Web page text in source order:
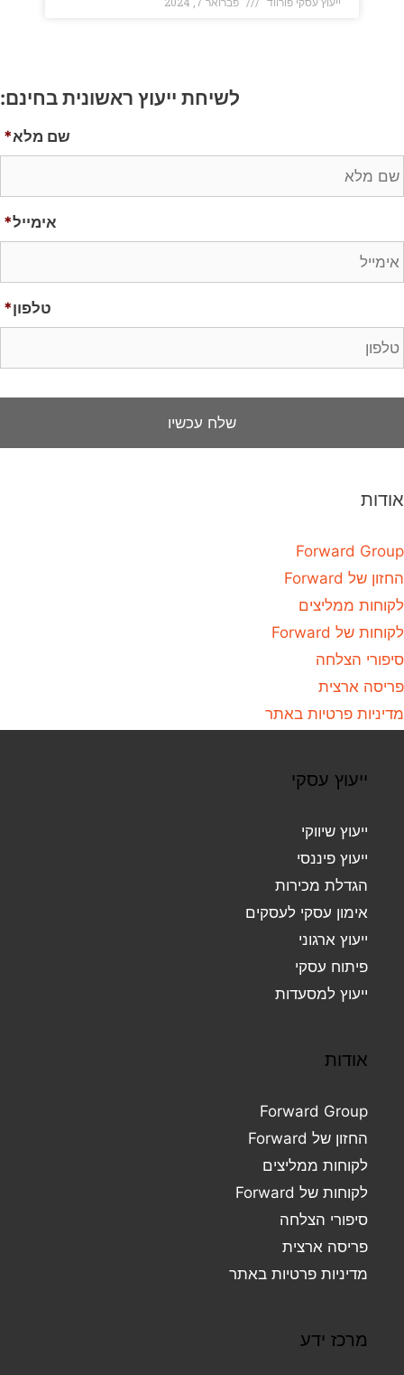
לשיחת ייעוץ ראשונית בחינם:
שם מלא*
אימייל*
טלפון*
אודות
Forward Group
החזון של Forward
לקוחות ממליצים
לקוחות של Forward
סיפורי הצלחה
פריסה ארצית
מדיניות פרטיות באתר
ייעוץ עסקי
ייעוץ שיווקי
ייעוץ פיננסי
הגדלת מכירות
אימון עסקי לעסקים
ייעוץ ארגוני
פיתוח עסקי
ייעוץ למסעדות
אודות
Forward Group
החזון של Forward
לקוחות ממליצים
לקוחות של Forward
סיפורי הצלחה
פריסה ארצית
מדיניות פרטיות באתר
מרכז ידע